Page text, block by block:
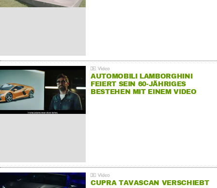
AUTOMOBILI LAMBORGHINI
FEIERT SEIN 60-JÄHRIGES
BESTEHEN MIT EINEM VIDEO
CUPRA TAVASCAN VERSCHIEBT